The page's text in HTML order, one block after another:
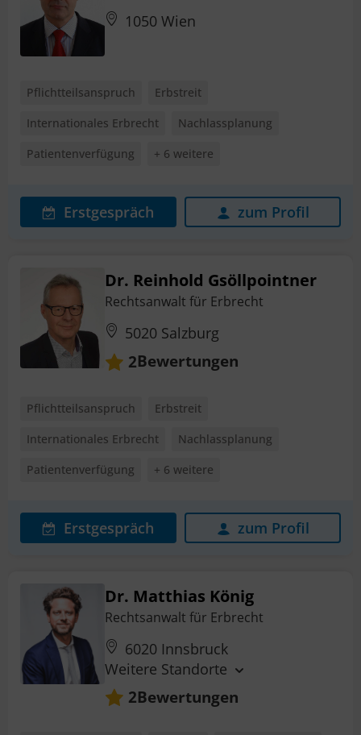
1050 Wien
Pflichtteilsanspruch
Erbstreit
Internationales Erbrecht
Nachlassplanung
Patientenverfügung
+ 6 weitere
Erstgespräch zum Profil
Dr. Reinhold Gsöllpointner
Rechtsanwalt für Erbrecht
5020 Salzburg
2Bewertungen
Pflichtteilsanspruch
Erbstreit
Internationales Erbrecht
Nachlassplanung
Patientenverfügung
+ 6 weitere
Erstgespräch zum Profil
Dr. Matthias König
Rechtsanwalt für Erbrecht
6020 Innsbruck
Weitere Standorte
2Bewertungen